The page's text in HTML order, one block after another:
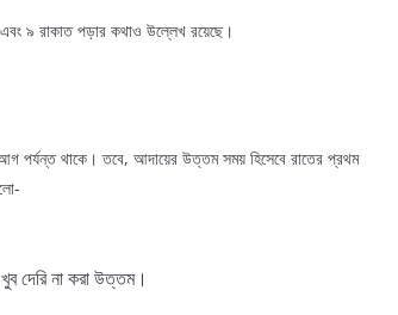
৯ রাকাত পড়ার কথাও উল্লেখ রয়েছে।
পর্যন্ত থাকে। তবে, আদায়ের উত্তম সময় হিসেবে রাতের প্রথম
দেরি না করা উত্তম।